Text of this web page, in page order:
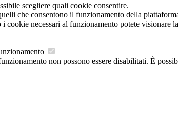
scegliere quali cookie consentire.
che consentono il funzionamento della
i cookie necessari al funzionamento potete visionare la
non possono essere disabilitati. È